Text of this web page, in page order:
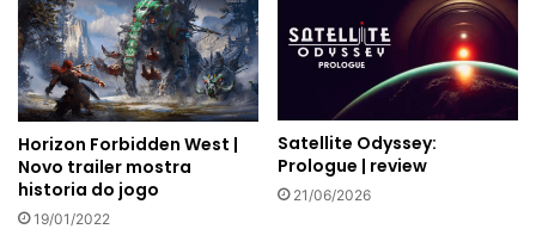
Horizon Forbidden West |
Novo trailer mostra
historia do jogo
19/01/2022
Satellite Odyssey:
Prologue | review
21/06/2026